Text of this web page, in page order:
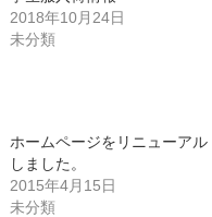
(新
し
い
ウ
き
ま
す)
ッ
ク
し
い
ン
ド
2018年10月24日
未分類
ホームページをリニューアル
しました。
2015年4月15日
未分類